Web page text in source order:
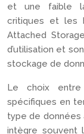
et une faible
critiques et les
Attached
d’utilisation et
stockage de
Le choix
spécifiques en
type de données
intègre souvent